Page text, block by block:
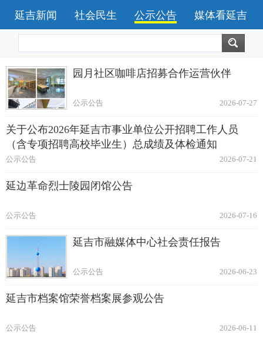
延吉新闻 社会民生 公示公告 媒体看延吉
园月社区咖啡店招募合作运营伙伴
2026-07-27
公示公告
关于公布2026年延吉市事业单位公开招聘工作人员
（含专项招聘高校毕业生）总成绩及体检通知
2026-07-21
公示公告
延边革命烈士陵园闭馆公告
2026-07-16
公示公告
延吉市融媒体中心社会责任报告
2026-06-23
公示公告
延吉市档案馆荣誉档案展参观公告
2026-06-11
公示公告